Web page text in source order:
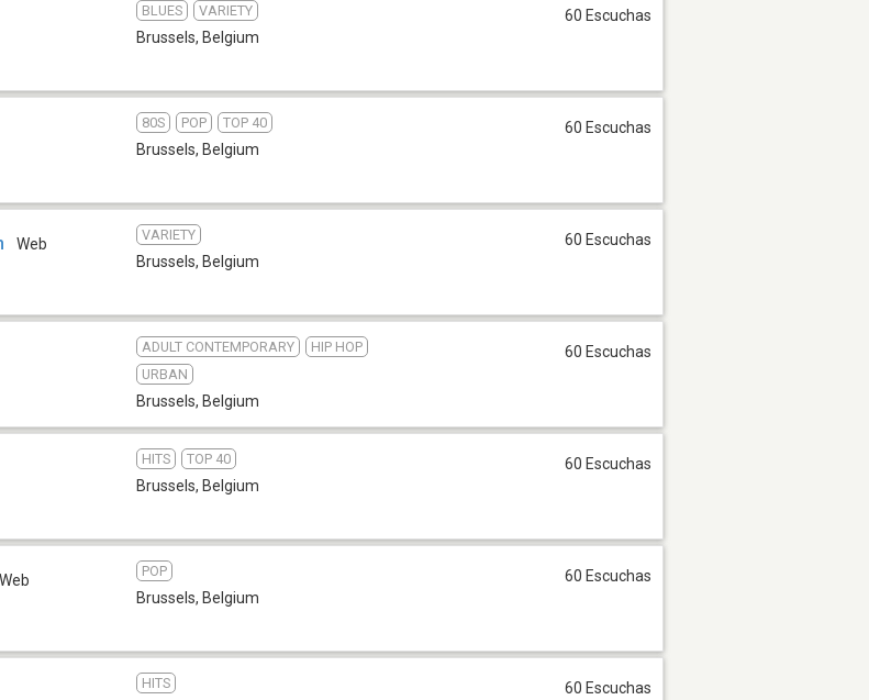
BLUES VARIETY
Brussels, Belgium
60 Escuchas
80S POP TOP 40
Brussels, Belgium
60 Escuchas
Web
VARIETY
Brussels, Belgium
60 Escuchas
ADULT CONTEMPORARY
HIP HOP
URBAN
Brussels, Belgium
60 Escuchas
HITS TOP 40
Brussels, Belgium
60 Escuchas
Web
POP
Brussels, Belgium
60 Escuchas
HITS 60 Escuchas